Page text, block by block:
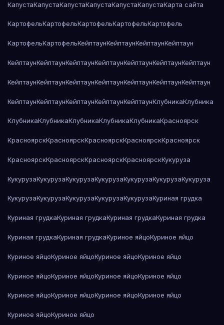
КапустаКапустаКапустаКапустаКапустаКапустаКарта сайта
КартофельКартофельКартофельКартофельКартофель
КартофельКартофельКейптаунКейптаунКейптаунКейптаун
КейптаунКейптаунКейптаунКейптаунКейптаунКейптаунКейптаун
КейптаунКейптаунКейптаунКейптаунКейптаунКейптаунКейптаун
КейптаунКейптаунКейптаунКейптаунКейптаунКлубникаКлубника
КлубникаКлубникаКлубникаКлубникаКлубникаКрасноярск
КрасноярскКрасноярскКрасноярскКрасноярскКрасноярск
КрасноярскКрасноярскКрасноярскКрасноярскКукуруза
КукурузаКукурузаКукурузаКукурузаКукурузаКукурузаКукуруза
КукурузаКукурузаКукурузаКукурузаКукурузаКуриная грудка
Куриная грудкаКуриная грудкаКуриная грудкаКуриная грудка
Куриная грудкаКуриная грудкаКуриное яйцоКуриное яйцо
Куриное яйцоКуриное яйцоКуриное яйцоКуриное яйцо
Куриное яйцоКуриное яйцоКуриное яйцоКуриное яйцо
Куриное яйцоКуриное яйцоКуриное яйцоКуриное яйцо
Куриное яйцоКуриное яйцо